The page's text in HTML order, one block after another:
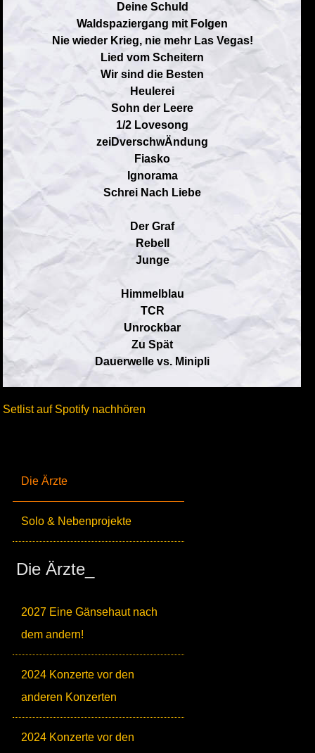
Die Ärzte
Solo & Nebenprojekte
Die Ärzte_
2027 Eine Gänsehaut nach
dem andern!
2024 Konzerte vor den
anderen Konzerten
2024 Konzerte vor den
Deine Schuld
Waldspaziergang mit Folgen
Nie wieder Krieg, nie mehr Las Vegas!
Lied vom Scheitern
Wir sind die Besten
Heulerei
Sohn der Leere
1/2 Lovesong
zeiDverschwÄndung
Fiasko
Ignorama
Schrei Nach Liebe
Der Graf
Rebell
Junge
Himmelblau
TCR
Unrockbar
Zu Spät
Dauerwelle vs. Minipli
Setlist auf Spotify nachhören